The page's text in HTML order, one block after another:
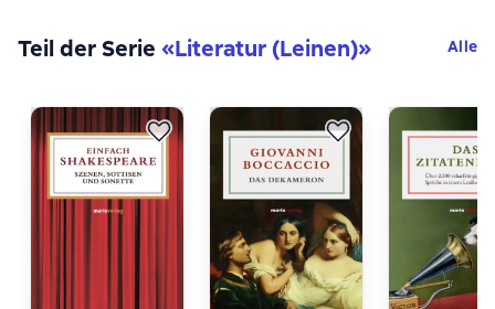
Teil der Serie «Literatur (Leinen)» Alle